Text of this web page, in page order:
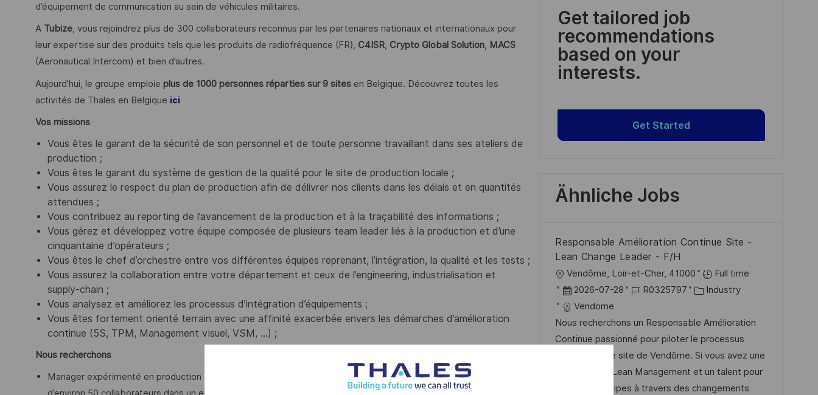
d’équipement de communication au sein de véhicules militaires.
A Tubize, vous rejoindrez plus de 300 collaborateurs reconnus par les partenaires nationaux et internationaux pour
leur expertise sur des produits tels que les produits de radiofréquence (FR), C4ISR, Crypto Global Solution, MACS
(Aeronautical Intercom) et bien d’autres.
Aujourd’hui, le groupe emploie plus de 1000 personnes réparties sur 9 sites en Belgique. Découvrez toutes les
activités de Thales en Belgique ici
Vos missions
Vous êtes le garant de la sécurité de son personnel et de toute personne travaillant dans ses ateliers de
production ;
Vous êtes le garant du système de gestion de la qualité pour le site de production locale ;
Vous assurez le respect du plan de production afin de délivrer nos clients dans les délais et en quantités
attendues ;
Vous contribuez au reporting de l’avancement de la production et à la traçabilité des informations ;
Vous gérez et développez votre équipe composée de plusieurs team leader liés à la production et d’une
cinquantaine d’opérateurs ;
Vous êtes le chef d’orchestre entre vos différentes équipes reprenant, l’intégration, la qualité et les tests ;
Vous assurez la collaboration entre votre département et ceux de l’engineering, industrialisation et
supply-chain ;
Vous analysez et améliorez les processus d’intégration d’équipements ;
Vous êtes fortement orienté terrain avec une affinité exacerbée envers les démarches d’amélioration
continue (5S, TPM, Management visuel, VSM, …) ;
Nous recherchons
Manager expérimenté en production / intégration industrielle, capable de piloter une équipe multidisciplinaire
Get tailored job
recommendations
based on your
interests.
Get Started
Ähnliche Jobs
Responsable Amélioration Continue Site -
Lean Change Leader - F/H
O
r
t
Vendôme, Loir-et-Cher, 41000
Full time
D
a
t
u
2026-07-28
J
b
-
I
D
R0325797
K
t
e
g
o
r
Industry
Vendome
Nous recherchons un Responsable Amélioration
Continue passionné pour piloter le processus
Lean sur notre site de Vendôme. Si vous avez une
expertise en Lean Management et un talent pour
guider les équipes à travers des changements